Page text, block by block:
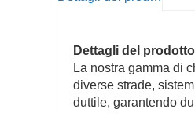
Dettagli del
La nostra gamma di
diverse strade,
duttile, garantendo